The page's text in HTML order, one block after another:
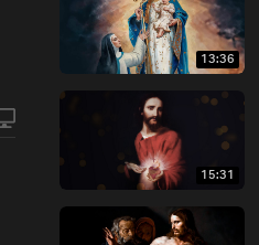
13:36
15:31